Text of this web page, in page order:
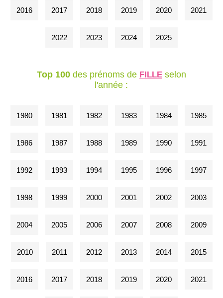
2016 2017 2018 2019 2020 2021
2022 2023 2024 2025
Top 100des prénoms de FILLEselon
l'année :
1980 1981 1982 1983 1984 1985
1986 1987 1988 1989 1990 1991
1992 1993 1994 1995 1996 1997
1998 1999 2000 2001 2002 2003
2004 2005 2006 2007 2008 2009
2010 2011 2012 2013 2014 2015
2016 2017 2018 2019 2020 2021